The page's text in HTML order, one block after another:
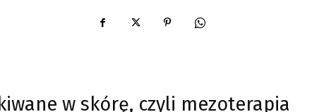
w skórę, czyli mezoterapia